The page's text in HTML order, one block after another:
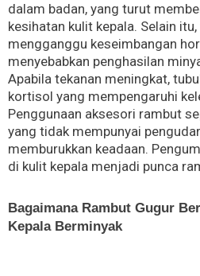
dalam badan, yang turut
kesihatan kulit kepala. Selain
mengganggu keseimbangan
menyebabkan penghasilan
Apabila tekanan meningkat,
kortisol yang mempengaruhi
Penggunaan aksesori rambut
yang tidak mempunyai
memburukkan keadaan.
di kulit kepala menjadi punca
Bagaimana Rambut Gugur
Kepala Berminyak